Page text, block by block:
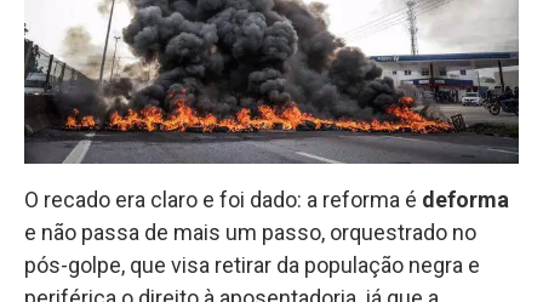
O recado era claro e foi dado: a reforma é deforma
e não passa de mais um passo, orquestrado no
pós-golpe, que visa retirar da população negra e